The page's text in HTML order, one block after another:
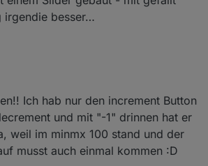
irgendie besser…
Ich hab nur den increment Button
und mit "-1" drinnen hat er
weil im minmx 100 stand und der
musst auch einmal kommen :D